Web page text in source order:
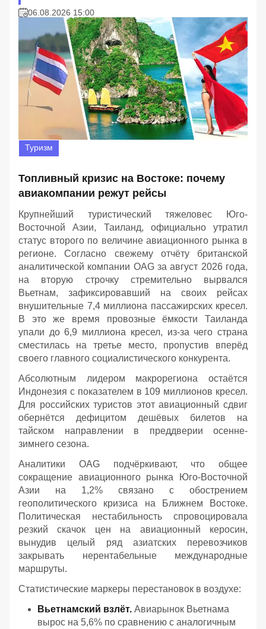
06.08.2026 15:00
Туризм
Топливный кризис на Востоке: почему
авиакомпании режут рейсы
Крупнейший туристический тяжеловес Юго-
Восточной Азии, Таиланд, официально утратил
статус второго по величине авиационного рынка в
регионе. Согласно свежему отчёту британской
аналитической компании OAG за август 2026 года,
на вторую строчку стремительно вырвался
Вьетнам, зафиксировавший на своих рейсах
внушительные 7,4 миллиона пассажирских кресел.
В это же время провозные ёмкости Таиланда
упали до 6,9 миллиона кресел, из-за чего страна
сместилась на третье место, пропустив вперёд
своего главного социалистического конкурента.
Абсолютным лидером макрорегиона остаётся
Индонезия с показателем в 109 миллионов кресел.
Для российских туристов этот авиационный сдвиг
обернётся дефицитом дешёвых билетов на
тайском направлении в преддверии осенне-
зимнего сезона.
Аналитики OAG подчёркивают, что общее
сокращение авиационного рынка Юго-Восточной
Азии на 1,2% связано с обострением
геополитического кризиса на Ближнем Востоке.
Политическая нестабильность спровоцировала
резкий скачок цен на авиационный керосин,
вынудив целый ряд азиатских перевозчиков
закрывать нерентабельные международные
маршруты.
Статистические маркеры перестановок в воздухе:
Вьетнамский взлёт. Авиарынок Вьетнама
вырос на 5,6% по сравнению с аналогичным